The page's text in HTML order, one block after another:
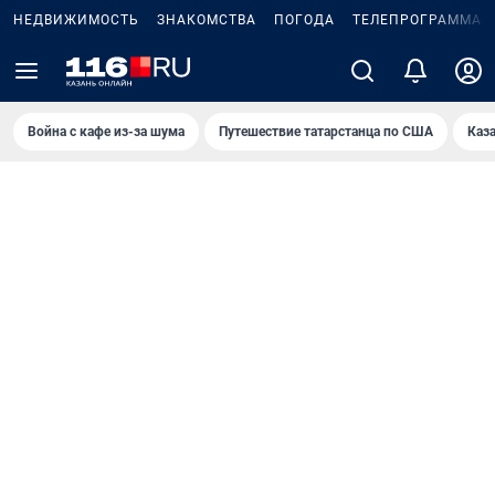
НЕДВИЖИМОСТЬ ЗНАКОМСТВА ПОГОДА ТЕЛЕПРОГРАММА
Война с кафе из-за шума Путешествие татарстанца по США